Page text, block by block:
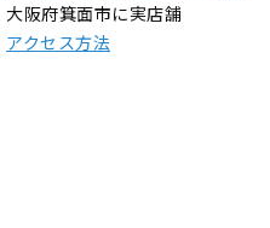
大阪府箕面市に実店舗
アクセス方法